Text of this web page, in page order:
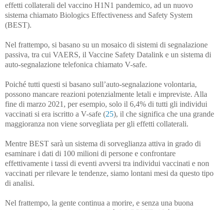
effetti collaterali del vaccino H1N1 pandemico, ad un nuovo
sistema chiamato Biologics Effectiveness and Safety System
(BEST).
Nel frattempo, si basano su un mosaico di sistemi di segnalazione
passiva, tra cui VAERS, il Vaccine Safety Datalink e un sistema di
auto-segnalazione telefonica chiamato V-safe.
Poiché tutti questi si basano sull’auto-segnalazione volontaria,
possono mancare reazioni potenzialmente letali e impreviste. Alla
fine di marzo 2021, per esempio, solo il 6,4% di tutti gli individui
vaccinati si era iscritto a V-safe (25), il che significa che una grande
maggioranza non viene sorvegliata per gli effetti collaterali.
Mentre BEST sarà un sistema di sorveglianza attiva in grado di
esaminare i dati di 100 milioni di persone e confrontare
effettivamente i tassi di eventi avversi tra individui vaccinati e non
vaccinati per rilevare le tendenze, siamo lontani mesi da questo tipo
di analisi.
Nel frattempo, la gente continua a morire, e senza una buona